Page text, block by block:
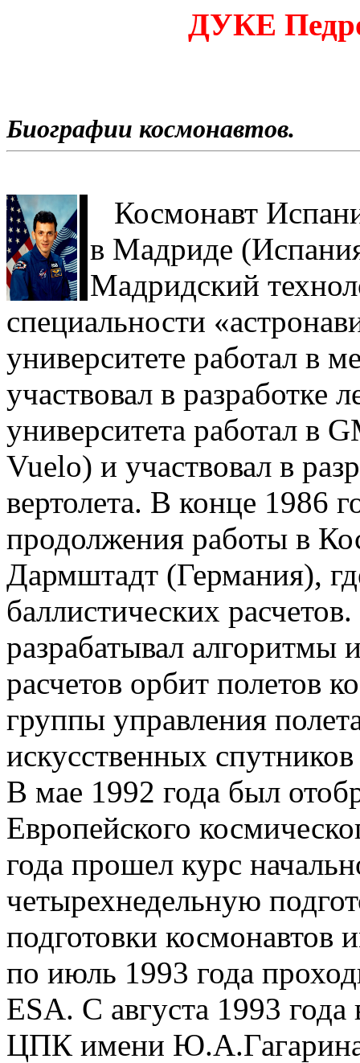
ДУКЕ
Биографии космонавтов.
Космонавт
в Мадриде
Мадридский
специальности
университете работал в
участвовал в разработке
университета работал в
Vuelo) и участвовал в
вертолета. В конце 1986
продолжения работы в
Дармштадт (Германия),
баллистических
разрабатывал алгоритмы
расчетов орбит полетов
группы управления
искусственных
В мае 1992 года был
Европейского
года прошел курс
четырехнедельную
подготовки
по июль 1993 года
ESA. С августа 1993
ЦПК имени